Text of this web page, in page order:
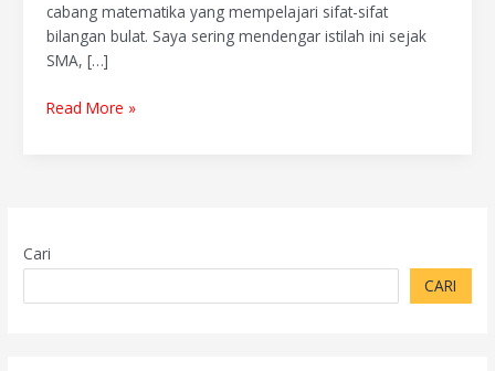
cabang matematika yang mempelajari sifat-sifat
bilangan bulat. Saya sering mendengar istilah ini sejak
SMA, […]
Read More »
Cari
CARI